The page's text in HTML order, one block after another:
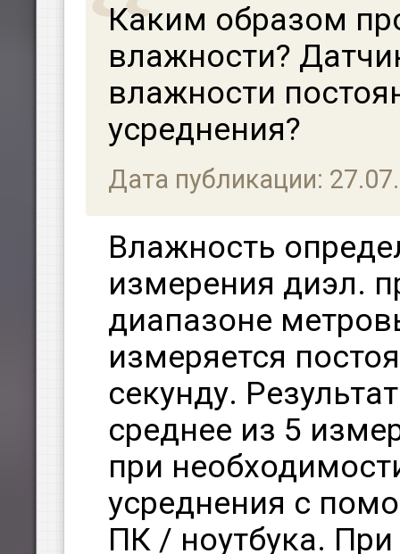
Каким образом
влажности?
влажности
усреднения?
Дата публикации:
Влажность
измерения диэл.
диапазоне
измеряется
секунду.
среднее из 5
при
усреднения с
ПК / ноутбука.